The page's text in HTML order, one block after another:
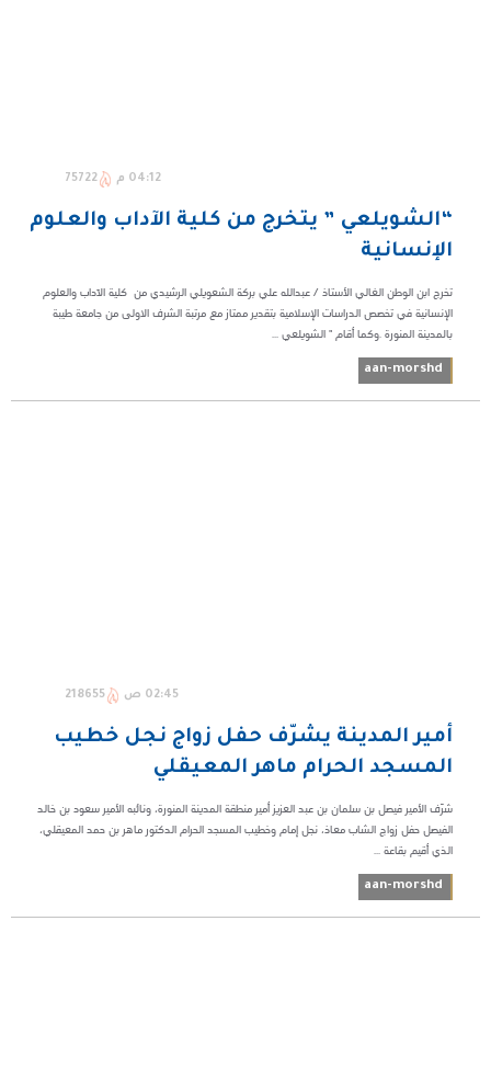
04:12 م 75722
“الشويلعي ” يتخرج من كلية الآداب والعلوم
الإنسانية
تخرج ابن الوطن الغالي الأستاذ / عبدالله علي بركة الشعويلي الرشيدي من كلية الآداب والعلوم
الإنسانية في تخصص الدراسات الإسلامية بتقدير ممتاز مع مرتبة الشرف الاولى من جامعة طيبة
بالمدينة المنورة .وكما أقام " الشويلعي ...
aan-morshd
02:45 ص 218655
أمير المدينة يشرّف حفل زواج نجل خطيب
المسجد الحرام ماهر المعيقلي
شرّف الأمير فيصل بن سلمان بن عبد العزيز أمير منطقة المدينة المنورة، ونائبه الأمير سعود بن خالد
الفيصل حفل زواج الشاب معاذ، نجل إمام وخطيب المسجد الحرام الدكتور ماهر بن حمد المعيقلي،
الذي أقيم بقاعة ...
aan-morshd